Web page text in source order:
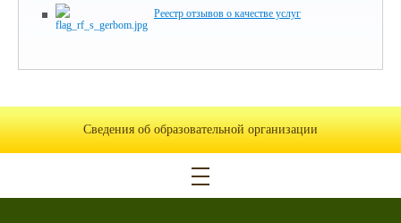
Реестр отзывов о качестве услуг
Сведения об образовательной организации